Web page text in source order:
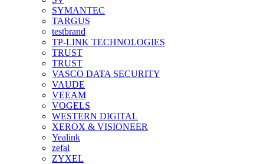
SYMANTEC
TARGUS
testbrand
TP-LINK TECHNOLOGIES
TRUST
TRUST
VASCO DATA SECURITY
VAUDE
VEEAM
VOGELS
WESTERN DIGITAL
XEROX & VISIONEER
Yealink
zefal
ZYXEL